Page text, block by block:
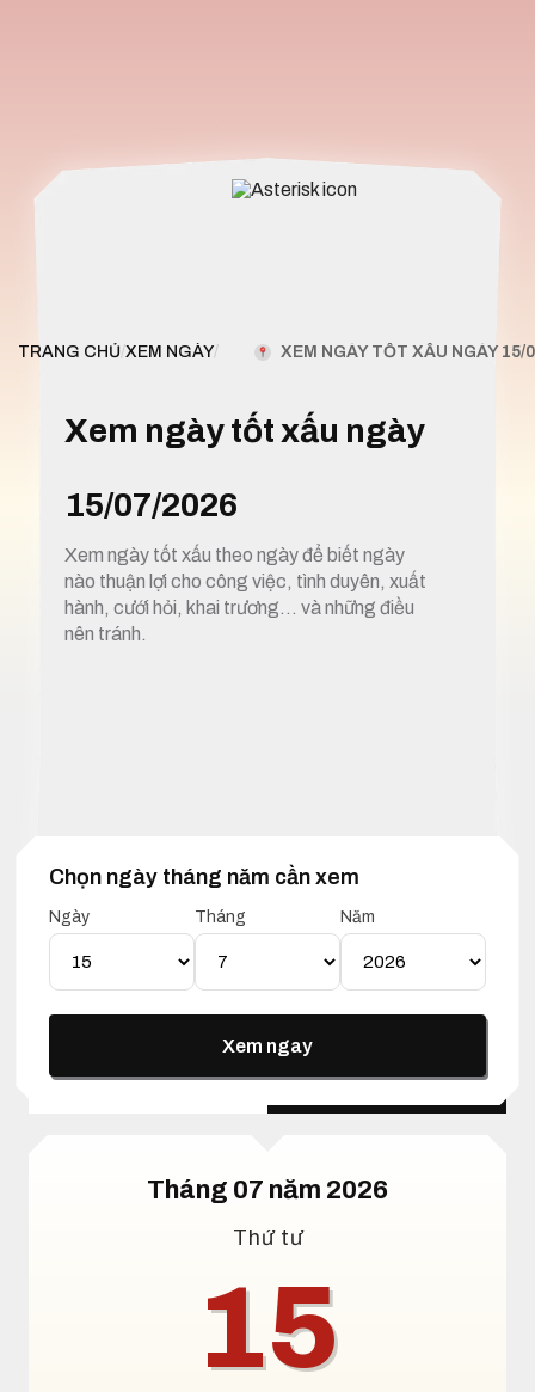
TRANG CHỦ/XEM NGÀY/ XEM NGÀY TỐT XẤU NGÀY 15/
Xem ngày tốt xấu ngày
15/07/2026
Xem ngày tốt xấu theo ngày để biết ngày
nào thuận lợi cho công việc, tình duyên, xuất
hành, cưới hỏi, khai trương… và những điều
nên tránh.
Chọn ngày tháng năm cần xem
Ngày Tháng Năm
Xem ngay
1. Xem ngày tốt xấu 15 tháng 7 năm 2026
Lịch Vạn Niên 15 Tháng 07
Năm 2026
Lịch dương Lịch âm
Tháng 07 năm 2026
Thứ tư
15